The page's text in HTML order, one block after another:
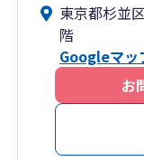
会計や税務に
小限に抑える
に専念してい
してくため時
だきます。
東京都杉並
階
Googleマッ
お